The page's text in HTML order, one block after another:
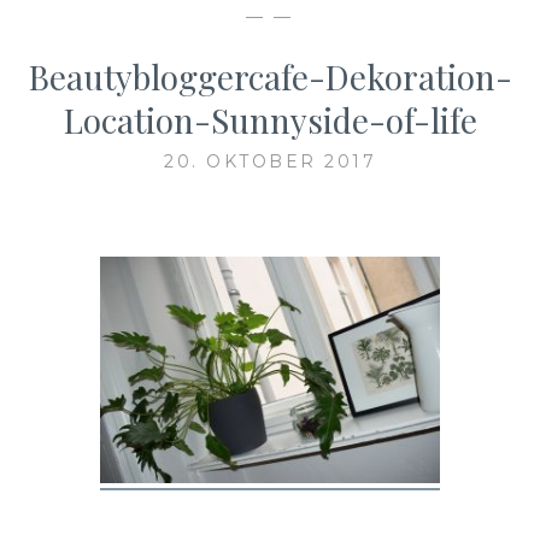
— —
Beautybloggercafe-Dekoration-
Location-Sunnyside-of-life
20. OKTOBER 2017